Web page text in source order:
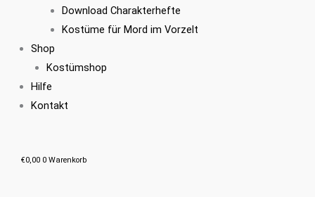
Download Charakterhefte
Kostüme für Mord im Vorzelt
Shop
Kostümshop
Hilfe
Kontakt
€0,00 0 Warenkorb